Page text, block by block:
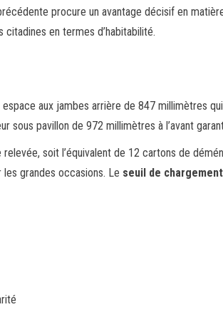
procure un avantage décisif en
en termes d’habitabilité.
espace aux jambes arrière de 847 millimètres
sous pavillon de 972 millimètres à l’avant
relevée, soit l’équivalent de 12 cartons de
grandes occasions. Le seuil de chargement